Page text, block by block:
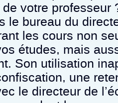
de votre professeur
le bureau du
les cours non
études, mais
Son utilisation
une
le directeur de